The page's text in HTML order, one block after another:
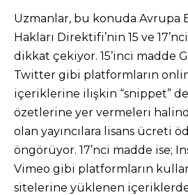
Uzmanlar, bu konuda Avrupa
Hakları Direktifi’nin 15 ve
dikkat çekiyor. 15’inci madde
Twitter gibi platformların
içeriklerine ilişkin “snippet”
özetlerine yer vermeleri
olan yayıncılara lisans ücreti
öngörüyor. 17’nci madde ise;
Vimeo gibi platformların
sitelerine yüklenen